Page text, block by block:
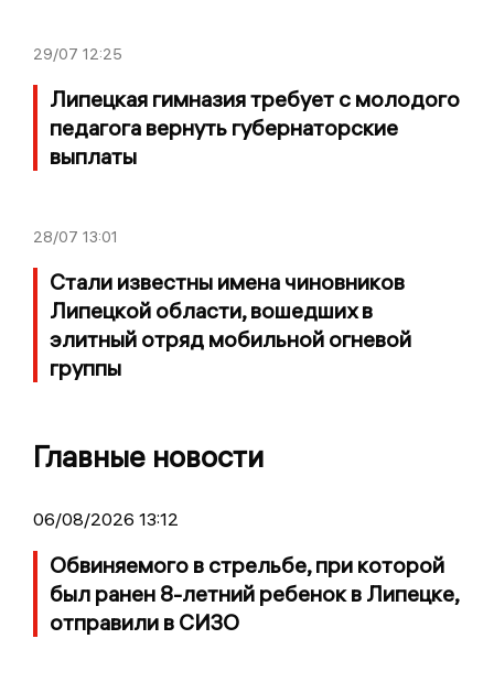
29/07 12:25
Липецкая гимназия требует с молодого
педагога вернуть губернаторские
выплаты
28/07 13:01
Стали известны имена чиновников
Липецкой области, вошедших в
элитный отряд мобильной огневой
группы
Главные новости
06/08/2026 13:12
Обвиняемого в стрельбе, при которой
был ранен 8-летний ребенок в Липецке,
отправили в СИЗО